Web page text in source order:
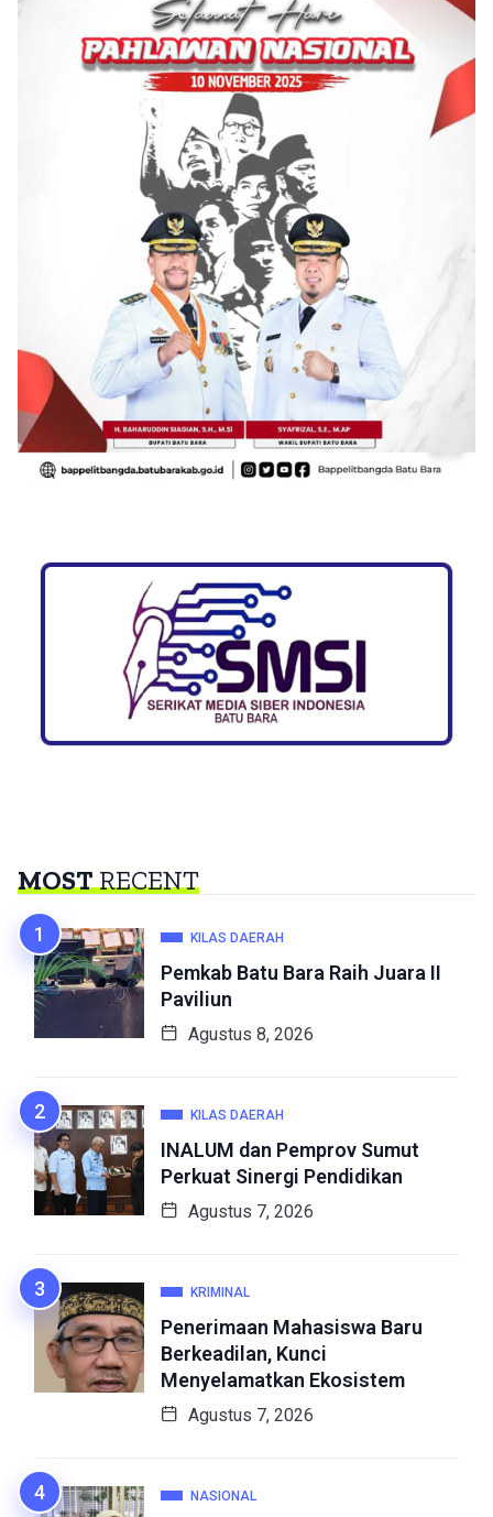
MOSTRECENT
KILAS DAERAH
Pemkab Batu Bara Raih Juara II
Paviliun
Agustus 8, 2026
KILAS DAERAH
INALUM dan Pemprov Sumut
Perkuat Sinergi Pendidikan
Agustus 7, 2026
KRIMINAL
Penerimaan Mahasiswa Baru
Berkeadilan, Kunci
Menyelamatkan Ekosistem
Agustus 7, 2026
NASIONAL